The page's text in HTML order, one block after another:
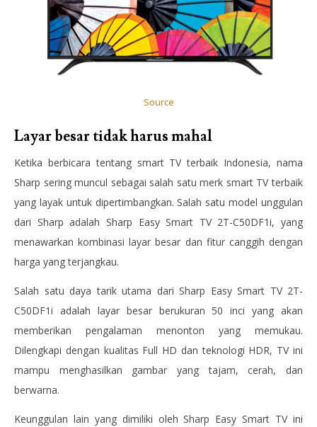
Source
Layar besar tidak harus mahal
Ketika berbicara tentang smart TV terbaik Indonesia, nama
Sharp sering muncul sebagai salah satu merk smart TV terbaik
yang layak untuk dipertimbangkan. Salah satu model unggulan
dari Sharp adalah Sharp Easy Smart TV 2T-C50DF1i, yang
menawarkan kombinasi layar besar dan fitur canggih dengan
harga yang terjangkau.
Salah satu daya tarik utama dari Sharp Easy Smart TV 2T-
C50DF1i adalah layar besar berukuran 50 inci yang akan
memberikan pengalaman menonton yang memukau.
Dilengkapi dengan kualitas Full HD dan teknologi HDR, TV ini
mampu menghasilkan gambar yang tajam, cerah, dan
berwarna.
Keunggulan lain yang dimiliki oleh Sharp Easy Smart TV ini